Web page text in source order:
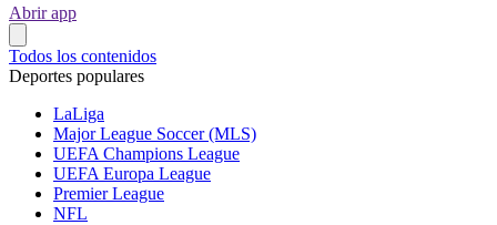
Abrir app
Todos los contenidos
Deportes populares
LaLiga
Major League Soccer (MLS)
UEFA Champions League
UEFA Europa League
Premier League
NFL